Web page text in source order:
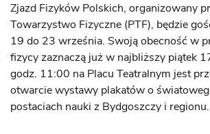
Zjazd Fizyków Polskich, organizowany
Towarzystwo Fizyczne (PTF), będzie
19 do 23 września. Swoją obecność w
fizycy zaznaczą już w najbliższy piątek
godz. 11:00 na Placu Teatralnym jest
otwarcie wystawy plakatów o
postaciach nauki z Bydgoszczy i regionu.